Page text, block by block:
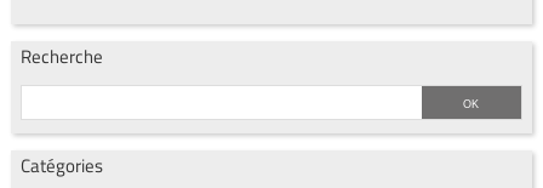
Recherche
Catégories